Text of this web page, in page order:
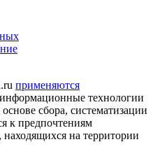
применяются
технологии
сбора, систематизации
к предпочтениям
находящихся на территории